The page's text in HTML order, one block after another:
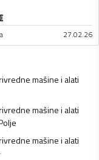
27.02.26
mašine i alati
mašine i alati
mašine i alati